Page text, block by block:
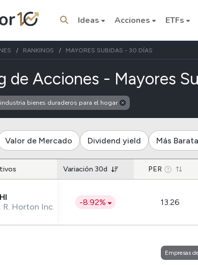
Ideas Acciones ETFs
momento
ETFs
IVV
VTI
RANKINGS MAYORES SUBIDAS - 30 DÍAS
de Acciones - Mayores
bienes duraderos para el hogar
Valor de Mercado Dividend yield Más
Variación 30d PER
R. Horton Inc.
-8.92% 13.26
Empresas